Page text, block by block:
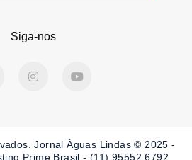
Siga-nos
n
a
o
Jornal Águas Lindas © 2025 -
Prime Brasil - (11) 95552.6792